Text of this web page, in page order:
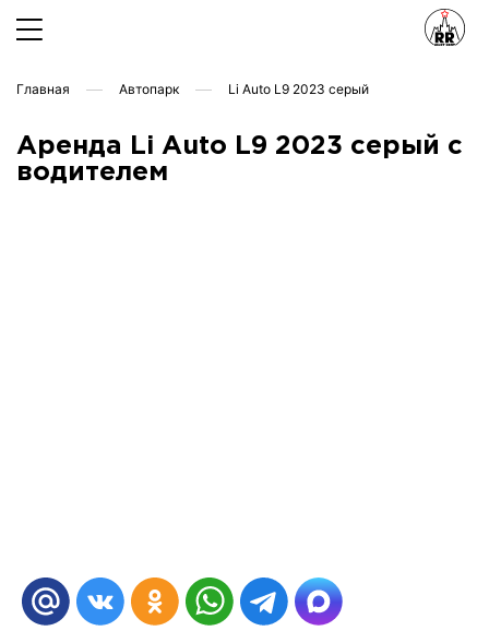
Главная Автопарк Li Auto L9 2023 серый
Аренда Li Auto L9 2023 серый с
водителем